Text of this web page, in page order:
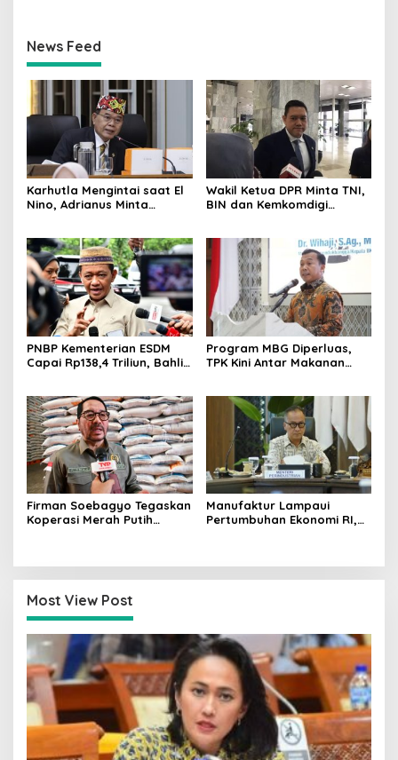
News Feed
Karhutla Mengintai saat El
Nino, Adrianus Minta
Wakil Ketua DPR Minta TNI,
BIN dan Kemkomdigi
PNBP Kementerian ESDM
Capai Rp138,4 Triliun, Bahlil
Program MBG Diperluas,
TPK Kini Antar Makanan
Firman Soebagyo Tegaskan
Koperasi Merah Putih
Manufaktur Lampaui
Pertumbuhan Ekonomi RI,
Most View Post